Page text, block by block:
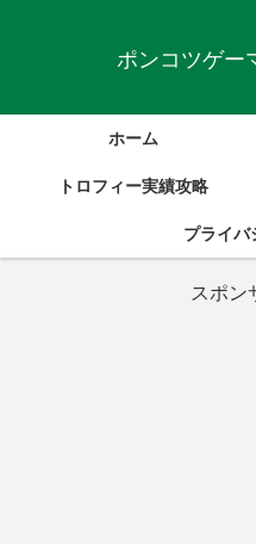
ポンコツゲー
ホーム
トロフィー実績攻略
プライバ
スポン